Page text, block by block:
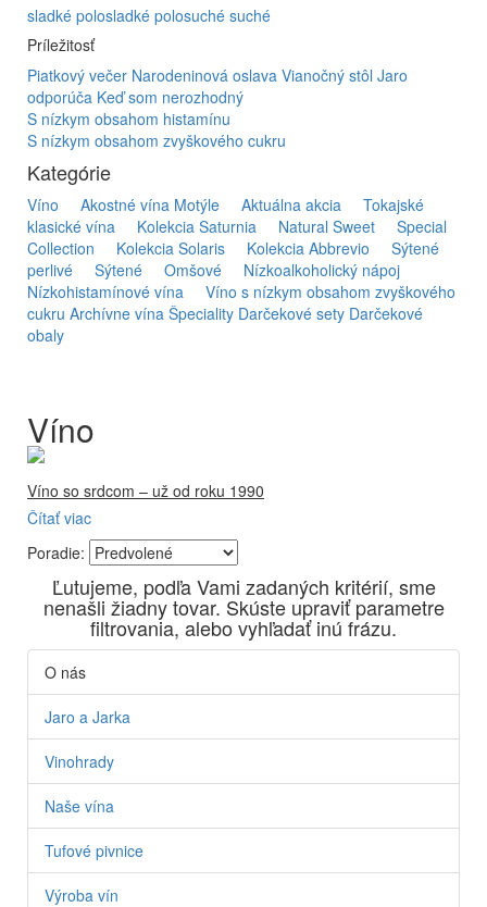
sladké polosladké polosuché suché
Príležitosť
Piatkový večer Narodeninová oslava Vianočný stôl Jaro
odporúča Keď som nerozhodný
S nízkym obsahom histamínu
S nízkym obsahom zvyškového cukru
Kategórie
Víno Akostné vína Motýle Aktuálna akcia
Tokajské
klasické vína
Kolekcia Saturnia Natural Sweet
Special
Collection
Kolekcia Solaris Kolekcia Abbrevio
Sýtené
perlivé
Sýtené Omšové
Nízkoalkoholický nápoj
Nízkohistamínové vína
Víno s nízkym obsahom zvyškového
cukru Archívne vína Špeciality Darčekové sety Darčekové
obaly
Víno
Víno so srdcom – už od roku 1990
Firma Ostrožovič je najstaršou privátnou firmou na
slovenskom Tokaji.
Vyrábame kvalitné odrodové a výberové vína. Ako prví sme
priniesli na slovenský trh sólo spracované vína z tokajských
odrôd Furmint, Lipovina a Muškát žltý reduktívnou
technológiou. Hrozno spracúvame najmodernejšími
technológiami, vrátane riadenej fermentácie.
Čítať viac
Poradie:
Ľutujeme, podľa Vami zadaných kritérií, sme
nenašli žiadny tovar. Skúste upraviť parametre
filtrovania, alebo vyhľadať inú frázu.
O nás
Jaro a Jarka
Vinohrady
Naše vína
Tufové pivnice
Výroba vín